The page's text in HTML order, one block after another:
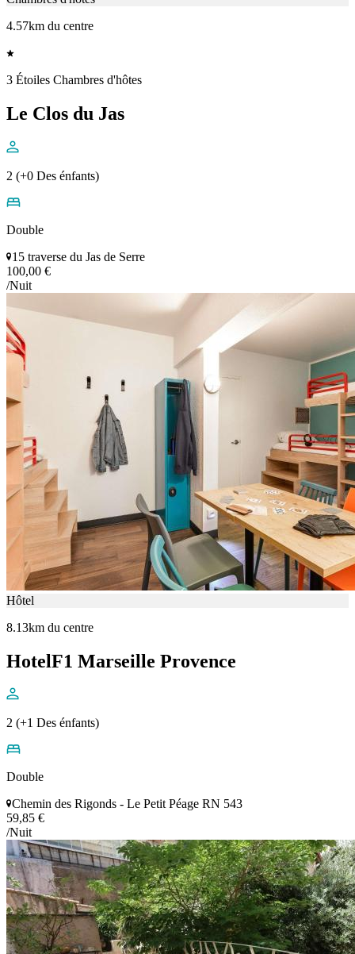
4.57km du centre
3 Étoiles Chambres d'hôtes
Le Clos du Jas
2 (+0 Des énfants)
Double
15 traverse du Jas de Serre
100,00 €
/Nuit
Hôtel
8.13km du centre
HotelF1 Marseille Provence
2 (+1 Des énfants)
Double
Chemin des Rigonds - Le Petit Péage RN 543
59,85 €
/Nuit